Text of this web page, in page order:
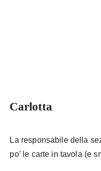
Carlotta
La responsabile della
po’ le carte in tavola (e